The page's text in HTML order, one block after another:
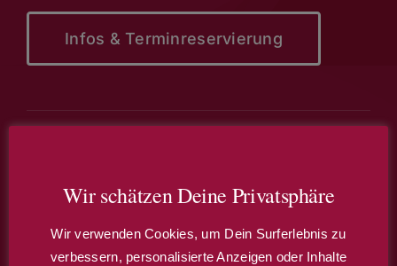
Infos & Terminreservierung
Anschrift & Kontakt
E-F-H Stadl GbR
Wir schätzen Deine Privatsphäre
Wir verwenden Cookies, um Dein Surferlebnis zu
verbessern, personalisierte Anzeigen oder Inhalte